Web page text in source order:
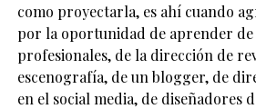
como proyectarla, es ahí cuando
por la oportunidad de aprender de
profesionales, de la dirección de
escenografía, de un blogger, de
en el social media, de diseñadores